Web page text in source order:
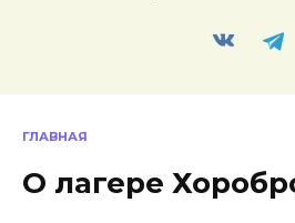
ГЛАВНАЯ
О лагере